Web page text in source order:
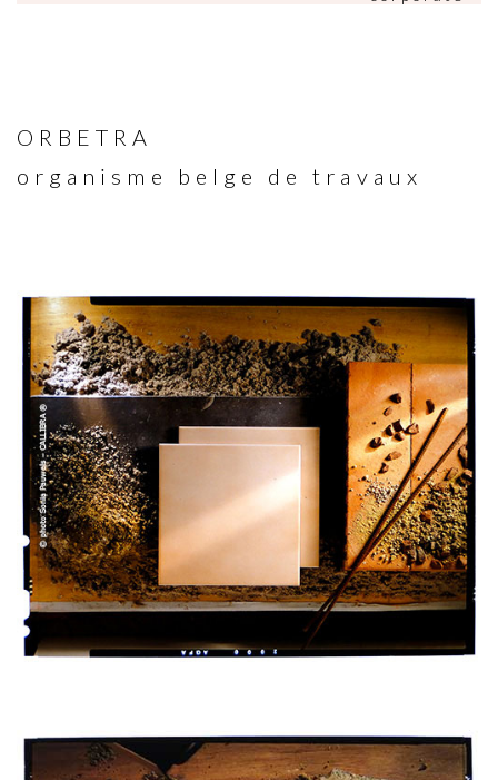
ORBETRA
organisme belge de travaux